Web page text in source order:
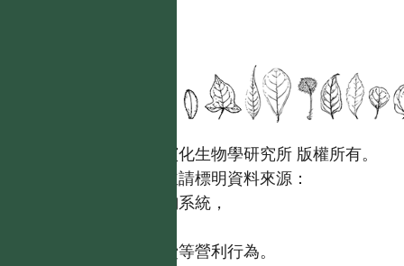
國立台灣大學生態學與演化生物學研究所 版權所有。
歡迎引用本網站資料，並請標明資料來源：
【台灣植物資訊整合查詢系統，
且不得有收取資料查詢費等營利行為。